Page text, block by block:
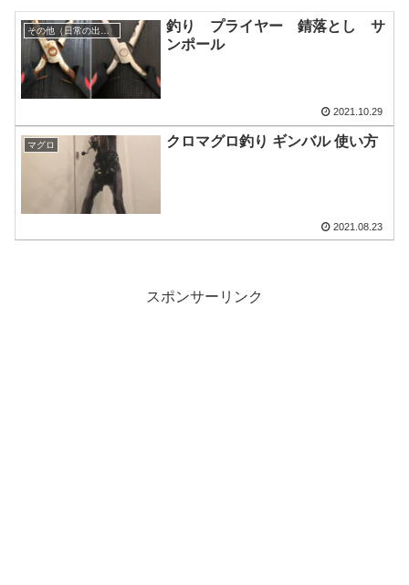
その他（日常の出来事）
釣り プライヤー 錆落とし サ
ンポール
2021.10.29
マグロ クロマグロ釣り ギンバル 使い方
2021.08.23
スポンサーリンク